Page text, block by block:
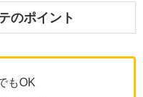
のポイント
もOK